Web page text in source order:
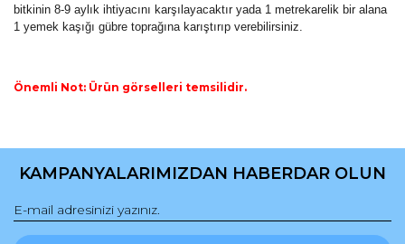
bitkinin 8-9 aylık ihtiyacını karşılayacaktır yada 1 metrekarelik bir alana
1 yemek kaşığı gübre toprağına karıştırıp verebilirsiniz.
Önemli Not: Ürün görselleri temsilidir.
konularda yetersiz gördüğünüz noktaları öneri formunu
Görüş ve önerileriniz için teşekkür ederiz.
Ürün resmi kalitesiz, bozuk veya görüntülenemiyor.
KAMPANYALARIMIZDAN HABERDAR OLUN